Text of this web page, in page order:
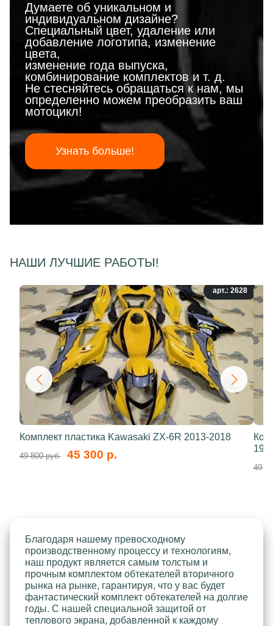
Думаете об уникальном и
индивидуальном дизайне?
Специальный цвет, удаление или
добавление логотипа, изменение
цвета,
изменение года выпуска,
комбинирование комплектов и т. д.
Не стесняйтесь обращаться к нам, мы
определенно можем преобразить ваш
мотоцикл!
Узнать больше!
НАШИ ЛУЧШИЕ РАБОТЫ!
арт.: 2628
Комплект пластика Kawasaki ZX-6R 2013-2018
49 800 руб. 45 300 р.
49
Благодаря нашему превосходному
производственному процессу и технологиям,
наш продукт является самым толстым и
прочным комплектом обтекателей вторичного
рынка на рынке, гарантируя, что у вас будет
фантастический комплект обтекателей на долгие
годы. С нашей специальной защитой от
теплового экрана, добавленной к каждому